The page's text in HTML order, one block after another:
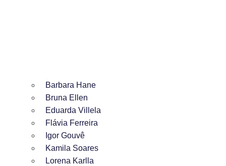
Barbara Hane
Bruna Ellen
Eduarda Villela
Flávia Ferreira
Igor Gouvê
Kamila Soares
Lorena Karlla